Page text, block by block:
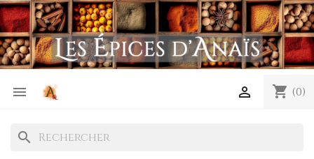
 shopping_cart (0)

search